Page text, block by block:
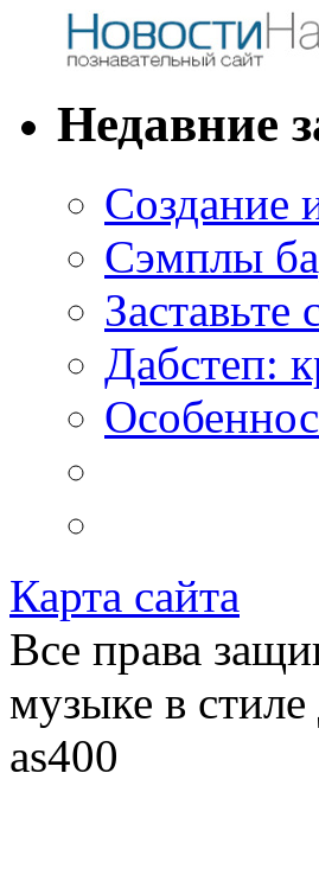
Недавние
Создание
Сэмплы
Заставьте
Дабстеп:
Карта сайта
Все права
музыке в
as400